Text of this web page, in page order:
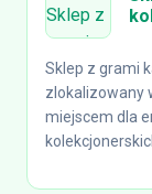
Sklep z grami
zlokalizowany
miejscem dla